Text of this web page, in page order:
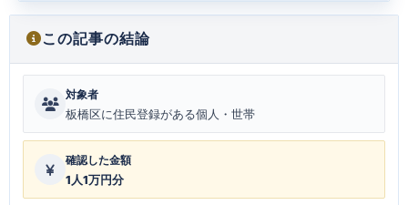
この記事の結論
対象者
板橋区に住民登録がある個人・世帯
確認した金額
1人1万円分